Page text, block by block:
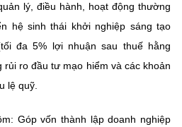
lý, điều hành, hoạt động thường
hệ sinh thái khởi nghiệp sáng tạo
đa 5% lợi nhuận sau thuế hằng
rủi ro đầu tư mạo hiểm và các khoản
lệ quỹ.
Góp vốn thành lập doanh nghiệp